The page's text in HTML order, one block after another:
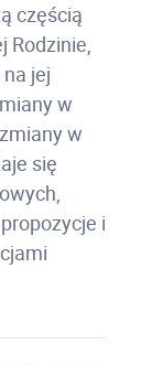
częścią
Rodzinie,
jej
w
w
się
i